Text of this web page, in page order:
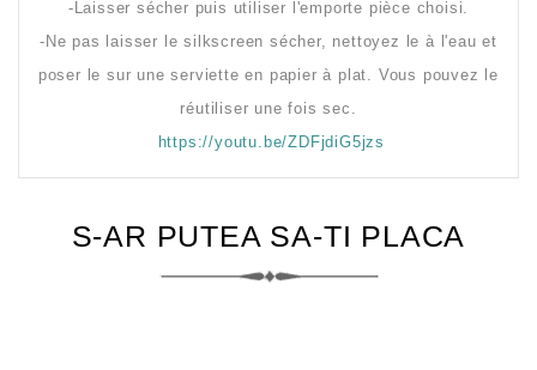
-Laisser sécher puis utiliser l'emporte pièce choisi.
-Ne pas laisser le silkscreen sécher, nettoyez le à l'eau et
poser le sur une serviette en papier à plat. Vous pouvez le
réutiliser une fois sec.
https://youtu.be/ZDFjdiG5jzs
S-AR PUTEA SA-TI PLACA